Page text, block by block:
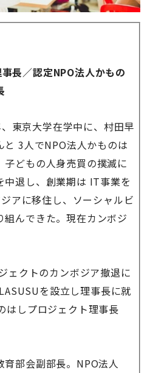
長／認定NPO法人かもの
東京大学在学中に、村田早
3人でNPO法人かものは
子どもの人身売買の撲滅に
中退し、創業期は IT事業を
アに移住し、ソーシャルビ
んできた。現在カンボジ
ェクトのカンボジア撤退に
を設立し理事長に就
はしプロジェクト理事長
部会副部長。NPO法人